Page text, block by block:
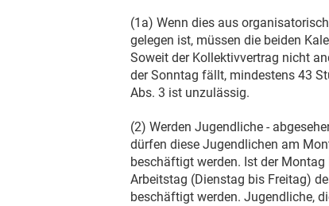
(1a) Wenn dies aus
gelegen ist, müssen die beiden
Soweit der Kollektivvertrag nicht
der Sonntag fällt, mindestens 43
Abs. 3 ist unzulässig.
(2) Werden Jugendliche -
dürfen diese Jugendlichen am
beschäftigt werden. Ist der
Arbeitstag (Dienstag bis Freitag)
beschäftigt werden. Jugendliche,